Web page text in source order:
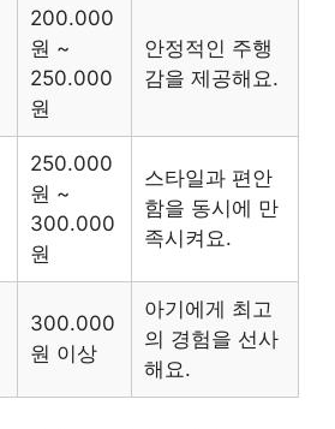
200.000
원 ~
250.000
원
안정적인 주행
감을 제공해요.
250.000
원 ~
300.000
원
스타일과 편안
함을 동시에 만
족시켜요.
300.000
원 이상
아기에게 최고
의 경험을 선사
해요.